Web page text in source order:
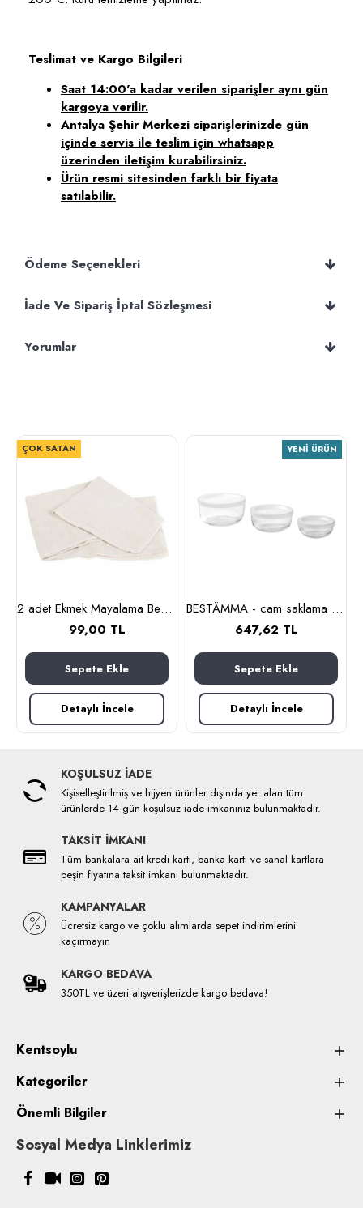
Teslimat ve Kargo Bilgileri
Saat 14:00'a kadar verilen siparişler aynı gün
kargoya verilir.
Antalya Şehir Merkezi siparişlerinizde gün
içinde servis ile teslim için whatsapp
üzerinden iletişim kurabilirsiniz.
Ürün resmi sitesinden farklı bir fiyata
satılabilir.
Ödeme Seçenekleri
İade Ve Sipariş İptal Sözleşmesi
Yorumlar
ÇOK SATAN
2 adet Ekmek Mayalama Bezi 50x70 cm, %100 Pamuk Amerikan Pasa Bezi
99,00 TL
Sepete Ekle
Detaylı İncele
YENI ÜRÜN
BESTÄMMA - cam saklama kabı seti (cam)
647,62 TL
Sepete Ekle
Detaylı İncele
KOŞULSUZ İADE
Kişiselleştirilmiş ve hijyen ürünler dışında yer alan tüm
ürünlerde 14 gün koşulsuz iade imkanınız bulunmaktadır.
TAKSİT İMKANI
Tüm bankalara ait kredi kartı, banka kartı ve sanal kartlara
peşin fiyatına taksit imkanı bulunmaktadır.
KAMPANYALAR
Ücretsiz kargo ve çoklu alımlarda sepet indirimlerini
kaçırmayın
KARGO BEDAVA
350TL ve üzeri alışverişlerizde kargo bedava!
Kentsoylu
Kategoriler
Önemli Bilgiler
Sosyal Medya Linklerimiz